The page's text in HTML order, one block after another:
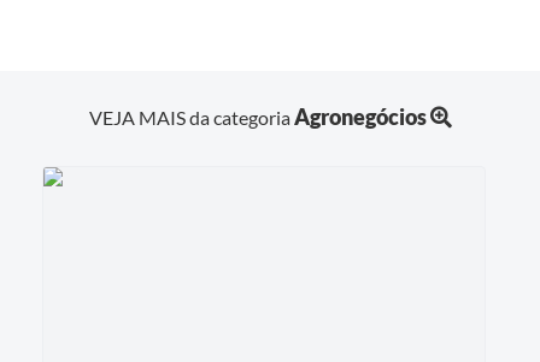
VEJA MAIS da categoriaAgronegócios